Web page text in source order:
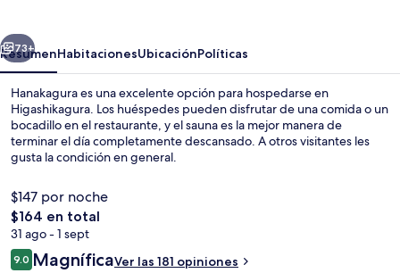
Siguiente
73+
ResumenHabitacionesUbicaciónPolíticas
Hanakagura es una excelente opción para hospedarse en
Higashikagura. Los huéspedes pueden disfrutar de una comida o un
bocadillo en el restaurante, y el sauna es la mejor manera de
terminar el día completamente descansado. A otros visitantes les
gusta la condición en general.
$147 por noche
El
precio
total
es
$164 en total
31 ago - 1 sept
Opiniones
9.09.0 de 10,
MagníficaVer las 181 opiniones